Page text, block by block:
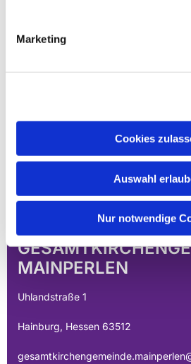
Marketing
Cookies
Auswahl
Nur notwendige
EVANGELISCHE
MAINPERLEN
Uhlandstraße 1
Hainburg, Hessen 63512